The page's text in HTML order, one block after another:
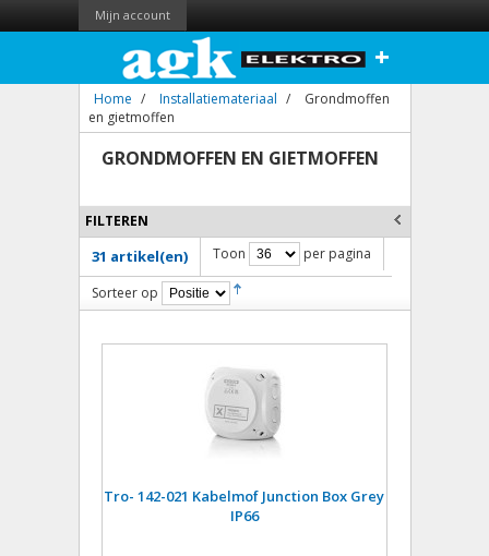
Mijn account
+
Home / Installatiemateriaal /
Grondmoffen
en gietmoffen
GRONDMOFFEN EN GIETMOFFEN
FILTEREN
31 artikel(en) Toon per pagina
Sorteer op
Tro- 142-021 Kabelmof Junction Box Grey
IP66